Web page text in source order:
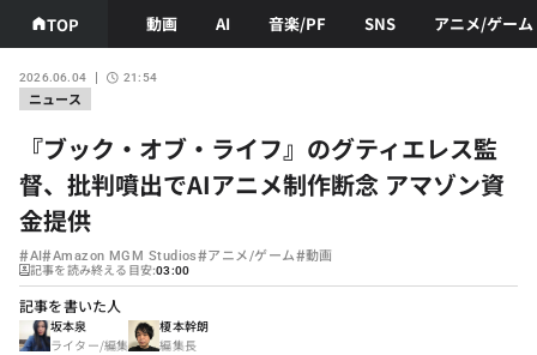
TOP 動画 AI 音楽/PF SNS アニメ/ゲーム
ニュース
2026.06.04 21:54
『ブック・オブ・ライフ』のグティエレス監
督、批判噴出でAIアニメ制作断念 アマゾン資
金提供
#AI#Amazon MGM Studios#アニメ/ゲーム#動画
記事を読み終える目安:03:00
記事を書いた人
坂本泉
ライター/編集
榎本幹朗
編集長